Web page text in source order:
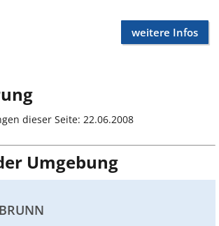
weitere Infos
dieser Seite: 22.06.2008
Umgebung